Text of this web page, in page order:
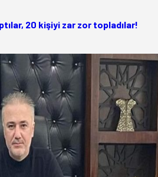
20 kişiyi zar zor topladılar!